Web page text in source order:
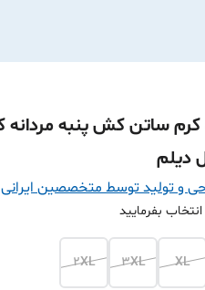
دیلم
و تولید توسط متخصصین ایرانی
انتخاب بفرمایید
XL
3XL
2XL